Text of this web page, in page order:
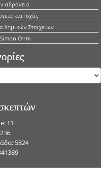
αδράνεια
και Ισχύς
Χημικών Στοιχείων
Ohm
11
5824